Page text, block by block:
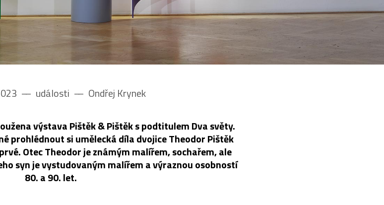
–– události –– Ondřej Krynek
výstava Pištěk & Pištěk s podtitulem Dva světy.
prohlédnout si umělecká díla dvojice Theodor Pištěk
Otec Theodor je známým malířem, sochařem, ale
syn je vystudovaným malířem a výraznou osobností
80. a 90. let.